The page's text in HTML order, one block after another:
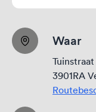
Waar
Tuinstraat
3901RA